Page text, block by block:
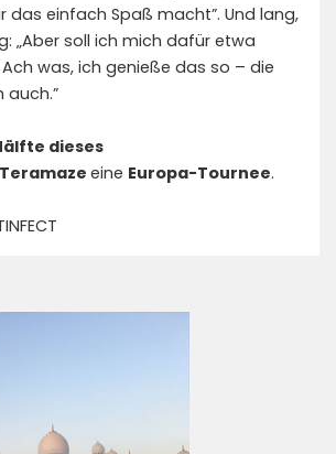
das einfach Spaß macht”. Und lang,
„Aber soll ich mich dafür etwa
was, ich genieße das so – die
auch.”
dieses
Teramaze eine Europa-Tournee.